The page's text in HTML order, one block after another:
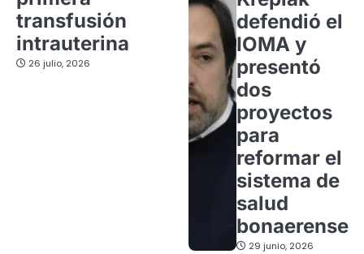
transfusión
intrauterina
26 julio, 2026
defendió el
IOMA y
presentó
dos
proyectos
para
reformar el
sistema de
salud
bonaerense
29 junio, 2026